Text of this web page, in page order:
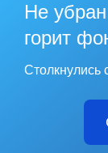
Не
горит
Столкнулись